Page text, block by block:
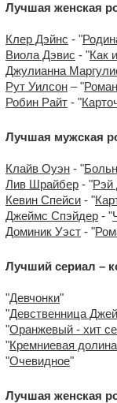
Лучшая женская
Клер Дэйнс - "
Виола Дэвис - "Как
Джулианна
Рут Уилсон – "Роман
Робин Райт - "
Лучшая мужская
Клайв Оуэн - "
Лив Шрайбер - "Рэй
Кевин Спейси - "
Джеймс Спэйдер - "
Доминик Уэст - "
Лучший сериал –
"Девчонки"
"Девственница
"Оранжевый - хит
"Кремниевая долина
"Очевидное"
Лучшая женская